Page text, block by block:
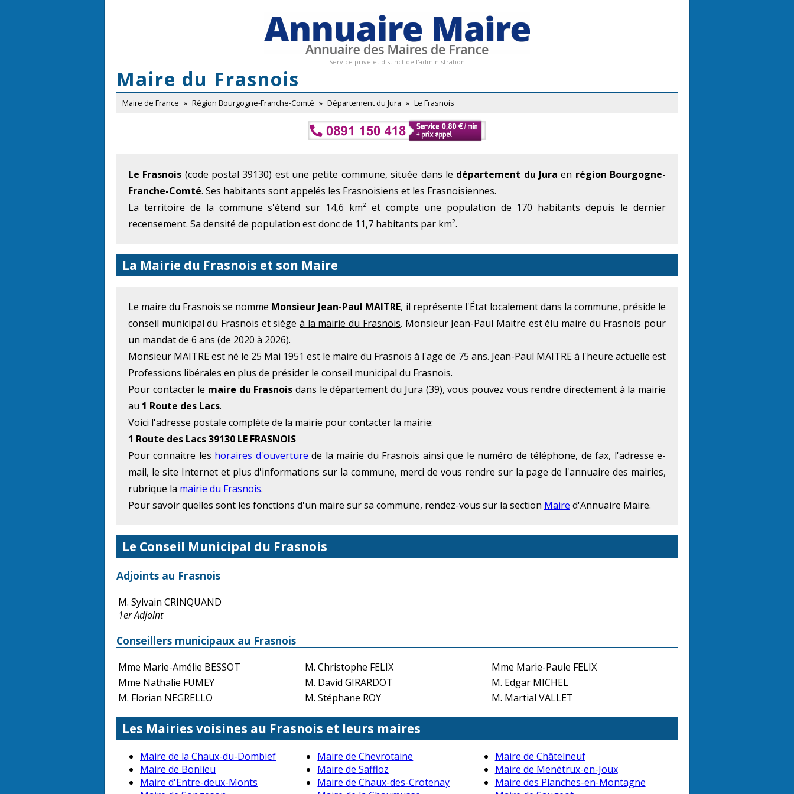
Service privé et distinct de l'administration
Maire du Frasnois
Maire de France » Région Bourgogne-Franche-Comté » Département du Jura » Le Frasnois
Le Frasnois (code postal 39130) est une petite commune, située dans le département du Jura en région Bourgogne-
Franche-Comté. Ses habitants sont appelés les Frasnoisiens et les Frasnoisiennes.
La territoire de la commune s'étend sur 14,6 km² et compte une population de 170 habitants depuis le dernier
recensement. Sa densité de population est donc de 11,7 habitants par km².
La Mairie du Frasnois et son Maire
Le maire du Frasnois se nomme Monsieur Jean-Paul MAITRE, il représente l'État localement dans la commune, préside le
conseil municipal du Frasnois et siègeà la mairie du Frasnois. Monsieur Jean-Paul Maitre est élu maire du Frasnois pour
un mandat de 6 ans (de 2020 à 2026).
Monsieur MAITRE est né le 25 Mai 1951 est le maire du Frasnois à l'age de 75 ans. Jean-Paul MAITRE à l'heure actuelle est
Professions libérales en plus de présider le conseil municipal du Frasnois.
Pour contacter le maire du Frasnois dans le département du Jura (39), vous pouvez vous rendre directement à la mairie
au 1 Route des Lacs.
Voici l'adresse postale complète de la mairie pour contacter la mairie:
1 Route des Lacs 39130 LE FRASNOIS
Pour connaitre les horaires d'ouverture de la mairie du Frasnois ainsi que le numéro de téléphone, de fax, l'adresse e-
mail, le site Internet et plus d'informations sur la commune, merci de vous rendre sur la page de l'annuaire des mairies,
rubrique la mairie du Frasnois.
Pour savoir quelles sont les fonctions d'un maire sur sa commune, rendez-vous sur la section Maire d'Annuaire Maire.
Le Conseil Municipal du Frasnois
Adjoints au Frasnois
M. Sylvain CRINQUAND
1er Adjoint
Conseillers municipaux au Frasnois
Mme Marie-Amélie BESSOT M. Christophe FELIX
Mme Marie-Paule FELIX
Mme Nathalie FUMEY
M. David GIRARDOT
M. Edgar MICHEL
M. Florian NEGRELLO
M. Stéphane ROY M. Martial VALLET
Les Mairies voisines au Frasnois et leurs maires
Maire de la Chaux-du-Dombief Maire de Chevrotaine
Maire de Châtelneuf
Maire de Bonlieu
Maire de Saffloz
Maire de Menétrux-en-Joux
Maire d'Entre-deux-Monts
Maire de Chaux-des-Crotenay
Maire des Planches-en-Montagne